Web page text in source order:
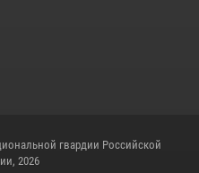
гвардии Российской
2026